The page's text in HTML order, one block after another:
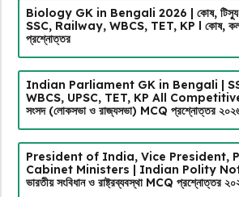
Biology GK in Bengali 2026 | কোষ, টিস্যু ও
SSC, Railway, WBCS, TET, KP l কোষ, কলা ও
প্রশ্নোত্তর
Indian Parliament GK in Bengali |
WBCS, UPSC, TET, KP All Competitive
সংসদ (লোকসভা ও রাজ্যসভা) MCQ প্রশ্নোত্তর
President of India, Vice President,
Cabinet Ministers | Indian Polity
ভারতীয় সংবিধান ও রাষ্ট্রব্যবস্থা MCQ প্রশ্নোত্তর